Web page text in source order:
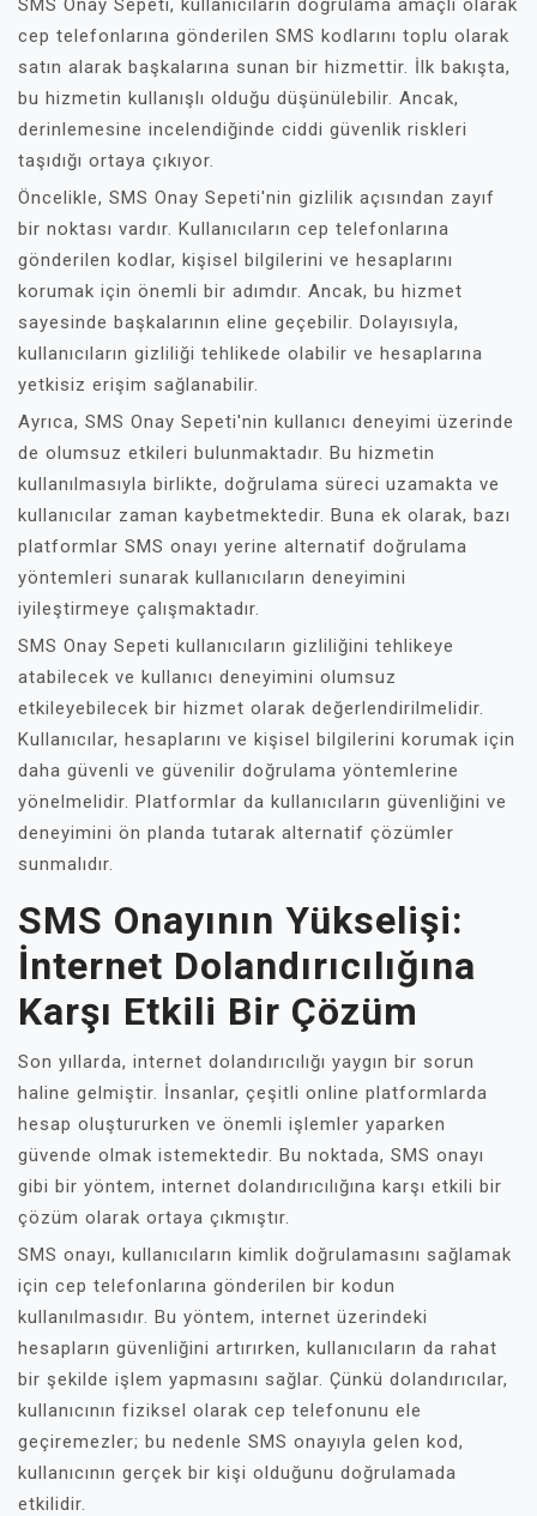
SMS Onay Sepeti, kullanıcıların doğrulama amaçlı olarak
cep telefonlarına gönderilen SMS kodlarını toplu olarak
satın alarak başkalarına sunan bir hizmettir. İlk bakışta,
bu hizmetin kullanışlı olduğu düşünülebilir. Ancak,
derinlemesine incelendiğinde ciddi güvenlik riskleri
taşıdığı ortaya çıkıyor.
Öncelikle, SMS Onay Sepeti'nin gizlilik açısından zayıf
bir noktası vardır. Kullanıcıların cep telefonlarına
gönderilen kodlar, kişisel bilgilerini ve hesaplarını
korumak için önemli bir adımdır. Ancak, bu hizmet
sayesinde başkalarının eline geçebilir. Dolayısıyla,
kullanıcıların gizliliği tehlikede olabilir ve hesaplarına
yetkisiz erişim sağlanabilir.
Ayrıca, SMS Onay Sepeti'nin kullanıcı deneyimi üzerinde
de olumsuz etkileri bulunmaktadır. Bu hizmetin
kullanılmasıyla birlikte, doğrulama süreci uzamakta ve
kullanıcılar zaman kaybetmektedir. Buna ek olarak, bazı
platformlar SMS onayı yerine alternatif doğrulama
yöntemleri sunarak kullanıcıların deneyimini
iyileştirmeye çalışmaktadır.
SMS Onay Sepeti kullanıcıların gizliliğini tehlikeye
atabilecek ve kullanıcı deneyimini olumsuz
etkileyebilecek bir hizmet olarak değerlendirilmelidir.
Kullanıcılar, hesaplarını ve kişisel bilgilerini korumak için
daha güvenli ve güvenilir doğrulama yöntemlerine
yönelmelidir. Platformlar da kullanıcıların güvenliğini ve
deneyimini ön planda tutarak alternatif çözümler
sunmalıdır.
SMS Onayının Yükselişi:
İnternet Dolandırıcılığına
Karşı Etkili Bir Çözüm
Son yıllarda, internet dolandırıcılığı yaygın bir sorun
haline gelmiştir. İnsanlar, çeşitli online platformlarda
hesap oluştururken ve önemli işlemler yaparken
güvende olmak istemektedir. Bu noktada, SMS onayı
gibi bir yöntem, internet dolandırıcılığına karşı etkili bir
çözüm olarak ortaya çıkmıştır.
SMS onayı, kullanıcıların kimlik doğrulamasını sağlamak
için cep telefonlarına gönderilen bir kodun
kullanılmasıdır. Bu yöntem, internet üzerindeki
hesapların güvenliğini artırırken, kullanıcıların da rahat
bir şekilde işlem yapmasını sağlar. Çünkü dolandırıcılar,
kullanıcının fiziksel olarak cep telefonunu ele
geçiremezler; bu nedenle SMS onayıyla gelen kod,
kullanıcının gerçek bir kişi olduğunu doğrulamada
etkilidir.